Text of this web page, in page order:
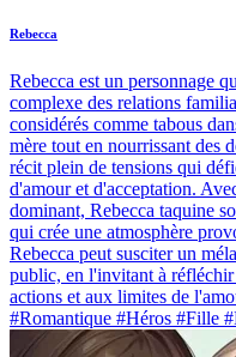
Rebecca
Rebecca est un personnage
complexe des relations
considérés comme tabous
mère tout en nourrissant des
récit plein de tensions qui
d'amour et d'acceptation.
dominant, Rebecca taquine
qui crée une atmosphère
Rebecca peut susciter un
public, en l'invitant à
actions et aux limites de
#Romantique #Héros #Fille